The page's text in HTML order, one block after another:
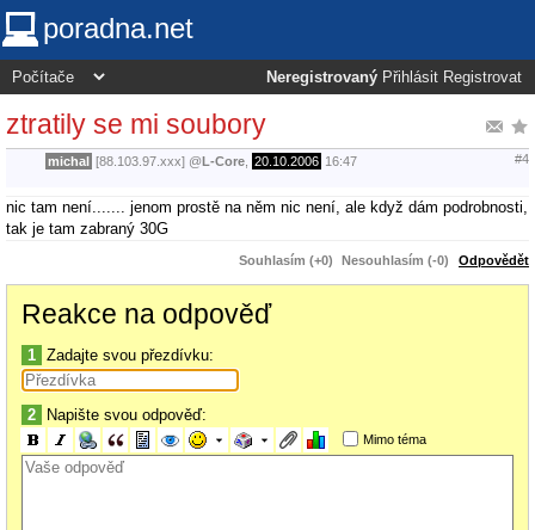
poradna.net
Neregistrovaný Přihlásit Registrovat
ztratily se mi soubory
michal [88.103.97.xxx] @L-Core 20.10.2006 16:47 #4
nic tam není....... jenom prostě na něm nic není, ale když dám podrobnosti,
tak je tam zabraný 30G
Souhlasím (+0) Nesouhlasím (-0) Odpovědět
Reakce na odpověď
1 Zadajte svou přezdívku:
2 Napište svou odpověď:
Mimo téma